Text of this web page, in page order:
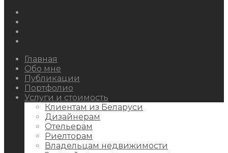
Главная
Обо мне
Публикации
Портфолио
Услуги и стоимость
Клиентам из Беларуси
Дизайнерам
Отельерам
Риелторам
Владельцам недвижимости